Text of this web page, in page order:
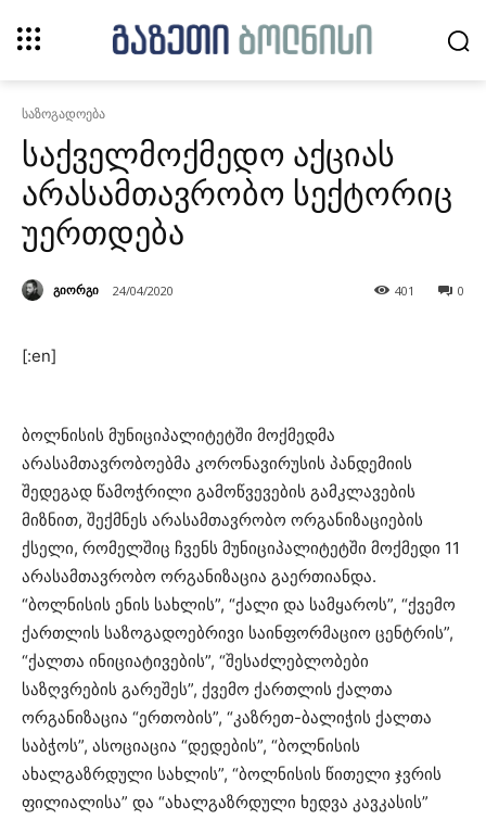
საზოგადოება
საქველმოქმედო აქციას
არასამთავრობო სექტორიც
უერთდება
გიორგი 24/04/2020 0
401
[:en]
ბოლნისის მუნიციპალიტეტში მოქმედმა
არასამთავრობოებმა კორონავირუსის პანდემიის
შედეგად წამოჭრილი გამოწვევების გამკლავების
მიზნით, შექმნეს არასამთავრობო ორგანიზაციების
ქსელი, რომელშიც ჩვენს მუნიციპალიტეტში მოქმედი 11
არასამთავრობო ორგანიზაცია გაერთიანდა.
“ბოლნისის ენის სახლის”, “ქალი და სამყაროს”, “ქვემო
ქართლის საზოგადოებრივი საინფორმაციო ცენტრის”,
“ქალთა ინიციატივების”, “შესაძლებლობები
საზღვრების გარეშეს”, ქვემო ქართლის ქალთა
ორგანიზაცია “ერთობის”, “კაზრეთ-ბალიჭის ქალთა
საბჭოს”, ასოციაცია “დედების”, “ბოლნისის
ახალგაზრდული სახლის”, “ბოლნისის წითელი ჯვრის
ფილიალისა” და “ახალგაზრდული ხედვა კავკასის”